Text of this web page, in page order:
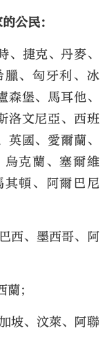
公民：
捷克、丹麥、
、匈牙利、冰
堡、馬耳他、
洛文尼亞、西班
國、愛爾蘭、
克蘭、塞爾維
頓、阿爾巴尼
西、墨西哥、阿
；
坡、汶萊、阿聯